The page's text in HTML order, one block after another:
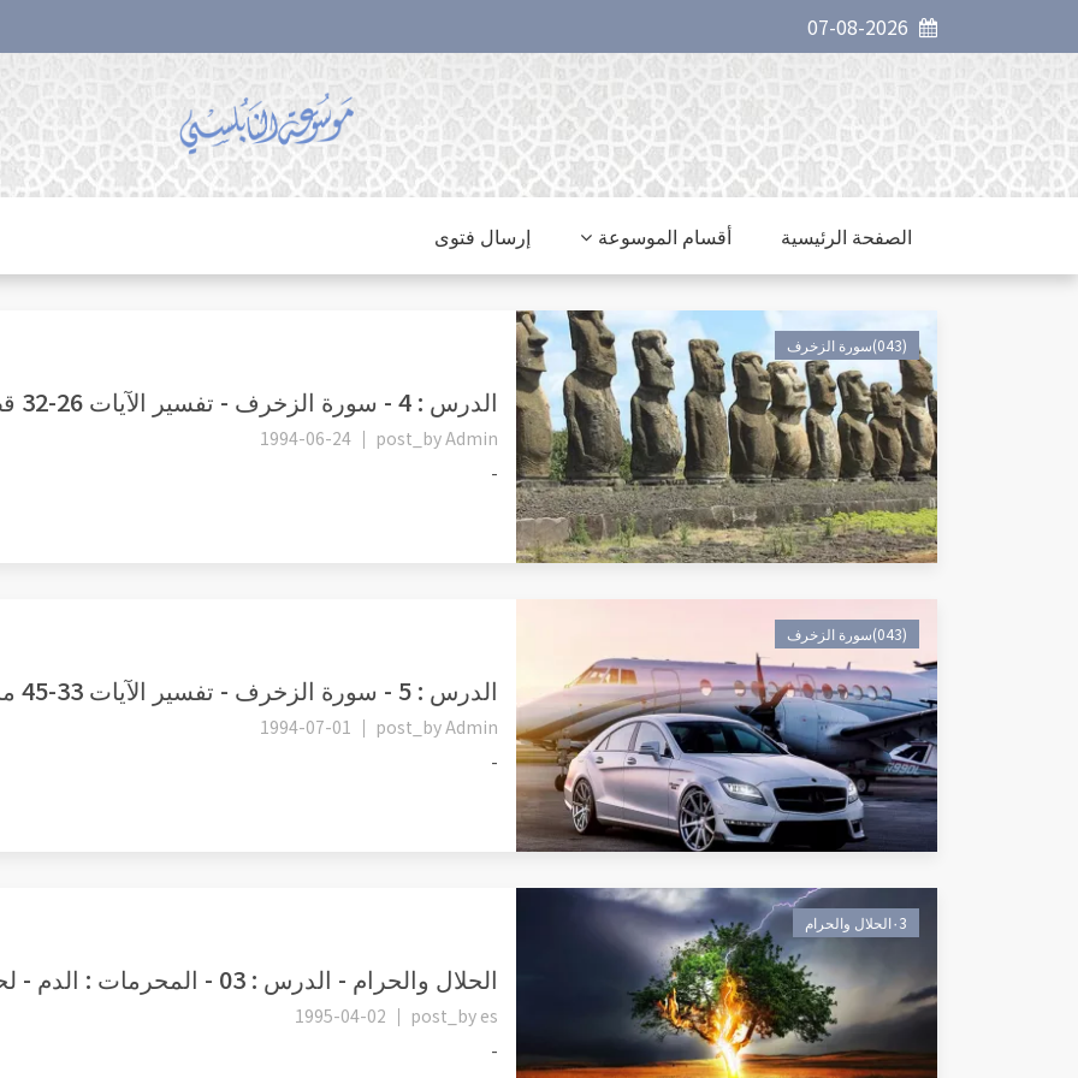
الصفحة الرئيسية أقسام الموسوعة إرسال فتوى
(043)سورة الزخرف
الدرس : 4 - سورة الزخرف - تفسير الآيات 26-32 قصة سيدنا إبراهيم مع...
post_byAdmin
1994-06-24
-
(043)سورة الزخرف
الدرس : 5 - سورة الزخرف - تفسير الآيات 33-45 مباهج الحياة الدنيا...
post_byAdmin
1994-07-01
-
٠3الحلال والحرام
الحلال والحرام - الدرس : 03 - المحرمات : الدم - لحم الخنزير - الم...
post_by es
1995-04-02
-